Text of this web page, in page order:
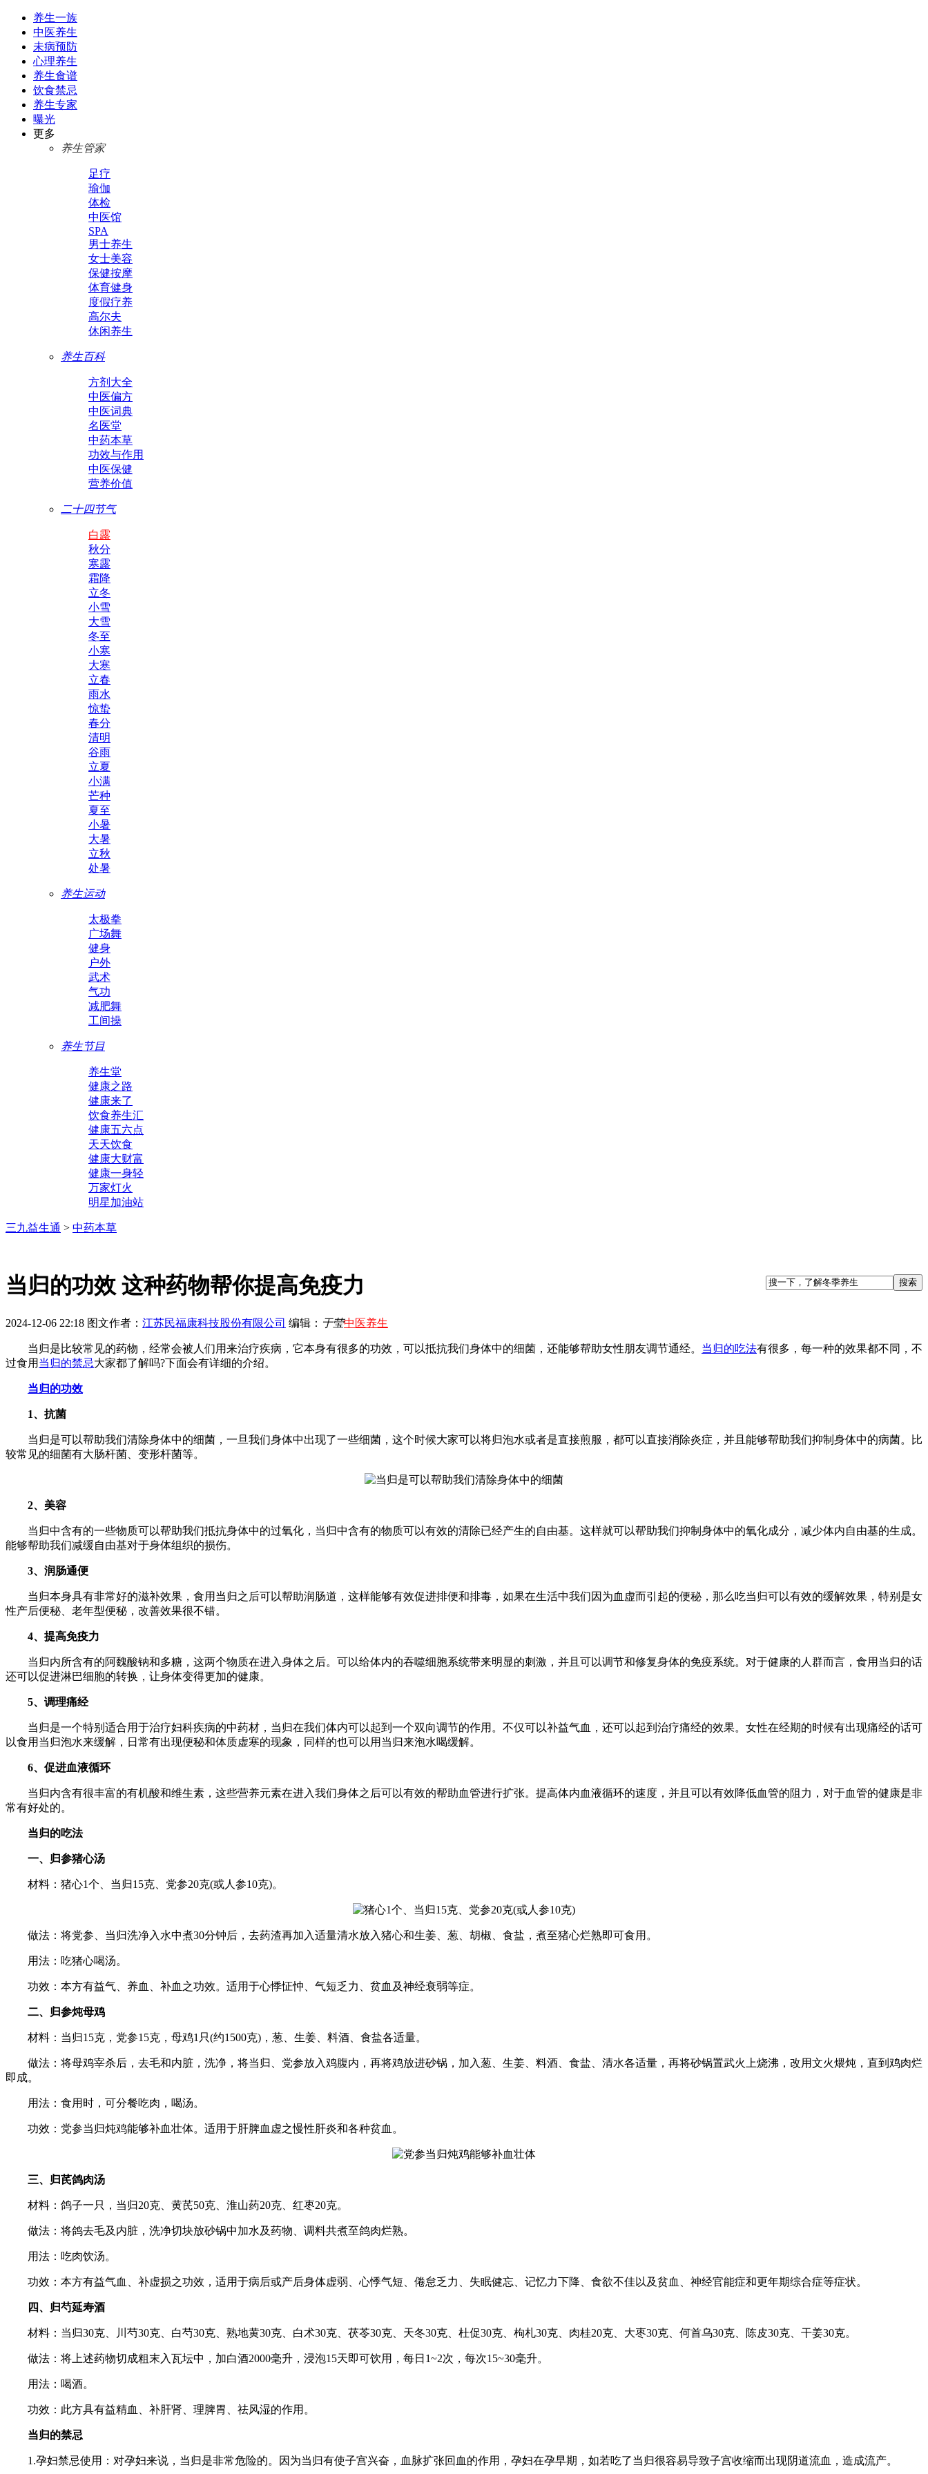
养生一族
中医养生
未病预防
心理养生
养生食谱
饮食禁忌
养生专家
曝光
更多
养生管家
足疗
瑜伽
体检
中医馆
SPA
男士养生
女士美容
保健按摩
体育健身
度假疗养
高尔夫
休闲养生
养生百科
方剂大全
中医偏方
中医词典
名医堂
中药本草
功效与作用
中医保健
营养价值
二十四节气
白露
秋分
寒露
霜降
立冬
小雪
大雪
冬至
小寒
大寒
立春
雨水
惊蛰
春分
清明
谷雨
立夏
小满
芒种
夏至
小暑
大暑
立秋
处暑
养生运动
太极拳
广场舞
健身
户外
武术
气功
减肥舞
工间操
养生节目
养生堂
健康之路
健康来了
饮食养生汇
健康五六点
天天饮食
健康大财富
健康一身轻
万家灯火
明星加油站
三九益生通 > 中药本草
当归的功效 这种药物帮你提高免疫力
2024-12-06 22:18 图文作者： 江苏民福康科技股份有限公司 编辑： 于莹中医养生
当归是比较常见的药物，经常会被人们用来治疗疾病，它本身有很多的功效，可以抵抗我们身体中的细菌，还能够帮助女性朋友调节通经。 当归的吃法有很多，每一种的效果都不同，不
过食用 当归的禁忌大家都了解吗?下面会有详细的介绍。
当归的功效
1、抗菌
当归是可以帮助我们清除身体中的细菌，一旦我们身体中出现了一些细菌，这个时候大家可以将归泡水或者是直接煎服，都可以直接消除炎症，并且能够帮助我们抑制身体中的病菌。比
较常见的细菌有大肠杆菌、变形杆菌等。
2、美容
当归中含有的一些物质可以帮助我们抵抗身体中的过氧化，当归中含有的物质可以有效的清除已经产生的自由基。这样就可以帮助我们抑制身体中的氧化成分，减少体内自由基的生成。
能够帮助我们减缓自由基对于身体组织的损伤。
3、润肠通便
当归本身具有非常好的滋补效果，食用当归之后可以帮助润肠道，这样能够有效促进排便和排毒，如果在生活中我们因为血虚而引起的便秘，那么吃当归可以有效的缓解效果，特别是女
性产后便秘、老年型便秘，改善效果很不错。
4、提高免疫力
当归内所含有的阿魏酸钠和多糖，这两个物质在进入身体之后。可以给体内的吞噬细胞系统带来明显的刺激，并且可以调节和修复身体的免疫系统。对于健康的人群而言，食用当归的话
还可以促进淋巴细胞的转换，让身体变得更加的健康。
5、调理痛经
当归是一个特别适合用于治疗妇科疾病的中药材，当归在我们体内可以起到一个双向调节的作用。不仅可以补益气血，还可以起到治疗痛经的效果。女性在经期的时候有出现痛经的话可
以食用当归泡水来缓解，日常有出现便秘和体质虚寒的现象，同样的也可以用当归来泡水喝缓解。
6、促进血液循环
当归内含有很丰富的有机酸和维生素，这些营养元素在进入我们身体之后可以有效的帮助血管进行扩张。提高体内血液循环的速度，并且可以有效降低血管的阻力，对于血管的健康是非
常有好处的。
当归的吃法
一、归参猪心汤
材料：猪心1个、当归15克、党参20克(或人参10克)。
做法：将党参、当归洗净入水中煮30分钟后，去药渣再加入适量清水放入猪心和生姜、葱、胡椒、食盐，煮至猪心烂熟即可食用。
用法：吃猪心喝汤。
功效：本方有益气、养血、补血之功效。适用于心悸怔忡、气短乏力、贫血及神经衰弱等症。
二、归参炖母鸡
材料：当归15克，党参15克，母鸡1只(约1500克)，葱、生姜、料酒、食盐各适量。
做法：将母鸡宰杀后，去毛和内脏，洗净，将当归、党参放入鸡腹内，再将鸡放进砂锅，加入葱、生姜、料酒、食盐、清水各适量，再将砂锅置武火上烧沸，改用文火煨炖，直到鸡肉烂
即成。
用法：食用时，可分餐吃肉，喝汤。
功效：党参当归炖鸡能够补血壮体。适用于肝脾血虚之慢性肝炎和各种贫血。
三、归芪鸽肉汤
材料：鸽子一只，当归20克、黄芪50克、淮山药20克、红枣20克。
做法：将鸽去毛及内脏，洗净切块放砂锅中加水及药物、调料共煮至鸽肉烂熟。
用法：吃肉饮汤。
功效：本方有益气血、补虚损之功效，适用于病后或产后身体虚弱、心悸气短、倦怠乏力、失眠健忘、记忆力下降、食欲不佳以及贫血、神经官能症和更年期综合症等症状。
四、归芍延寿酒
材料：当归30克、川芍30克、白芍30克、熟地黄30克、白术30克、茯苓30克、天冬30克、杜促30克、枸札30克、肉桂20克、大枣30克、何首乌30克、陈皮30克、干姜30克。
做法：将上述药物切成粗末入瓦坛中，加白酒2000毫升，浸泡15天即可饮用，每日1~2次，每次15~30毫升。
用法：喝酒。
功效：此方具有益精血、补肝肾、理脾胃、祛风湿的作用。
当归的禁忌
1.孕妇禁忌使用：对孕妇来说，当归是非常危险的。因为当归有使子宫兴奋，血脉扩张回血的作用，孕妇在孕早期，如若吃了当归很容易导致子宫收缩而出现阴道流血，造成流产。